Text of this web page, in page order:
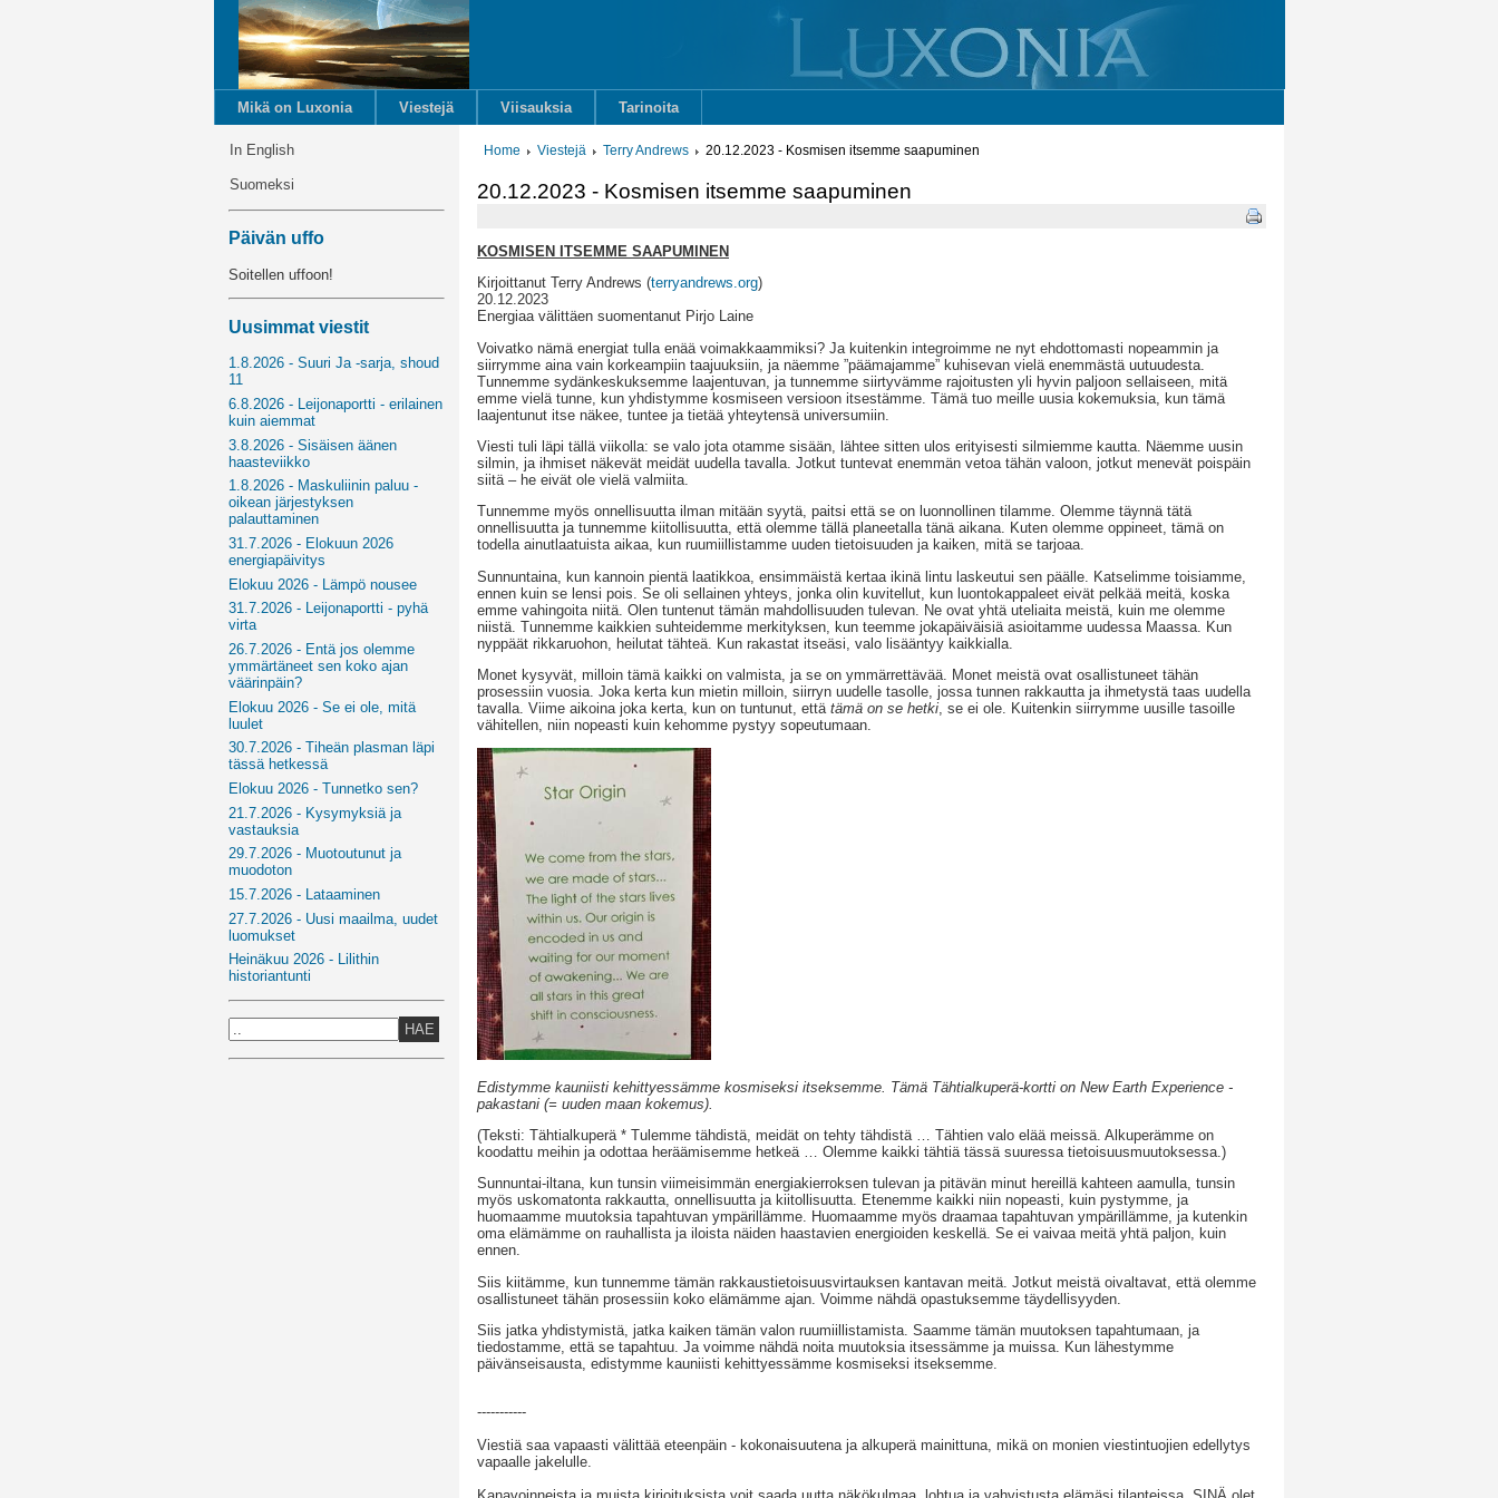
Mikä on Luxonia Viestejä Viisauksia Tarinoita
In English
Suomeksi
Päivän uffo
Soitellen uffoon!
Uusimmat viestit
1.8.2026 - Suuri Ja -sarja, shoud
11
6.8.2026 - Leijonaportti - erilainen
kuin aiemmat
3.8.2026 - Sisäisen äänen
haasteviikko
1.8.2026 - Maskuliinin paluu -
oikean järjestyksen
palauttaminen
31.7.2026 - Elokuun 2026
energiapäivitys
Elokuu 2026 - Lämpö nousee
31.7.2026 - Leijonaportti - pyhä
virta
26.7.2026 - Entä jos olemme
ymmärtäneet sen koko ajan
väärinpäin?
Elokuu 2026 - Se ei ole, mitä
luulet
30.7.2026 - Tiheän plasman läpi
tässä hetkessä
Elokuu 2026 - Tunnetko sen?
21.7.2026 - Kysymyksiä ja
vastauksia
29.7.2026 - Muotoutunut ja
muodoton
15.7.2026 - Lataaminen
27.7.2026 - Uusi maailma, uudet
luomukset
Heinäkuu 2026 - Lilithin
historiantunti
HAE
Home Viestejä Terry Andrews 20.12.2023 - Kosmisen itsemme saapuminen
20.12.2023 - Kosmisen itsemme saapuminen
KOSMISEN ITSEMME SAAPUMINEN
Kirjoittanut Terry Andrews (terryandrews.org)
20.12.2023
Energiaa välittäen suomentanut Pirjo Laine
Voivatko nämä energiat tulla enää voimakkaammiksi? Ja kuitenkin integroimme ne nyt ehdottomasti nopeammin ja
siirrymme aina vain korkeampiin taajuuksiin, ja näemme ”päämajamme” kuhisevan vielä enemmästä uutuudesta.
Tunnemme sydänkeskuksemme laajentuvan, ja tunnemme siirtyvämme rajoitusten yli hyvin paljoon sellaiseen, mitä
emme vielä tunne, kun yhdistymme kosmiseen versioon itsestämme. Tämä tuo meille uusia kokemuksia, kun tämä
laajentunut itse näkee, tuntee ja tietää yhteytensä universumiin.
Viesti tuli läpi tällä viikolla: se valo jota otamme sisään, lähtee sitten ulos erityisesti silmiemme kautta. Näemme uusin
silmin, ja ihmiset näkevät meidät uudella tavalla. Jotkut tuntevat enemmän vetoa tähän valoon, jotkut menevät poispäin
siitä – he eivät ole vielä valmiita.
Tunnemme myös onnellisuutta ilman mitään syytä, paitsi että se on luonnollinen tilamme. Olemme täynnä tätä
onnellisuutta ja tunnemme kiitollisuutta, että olemme tällä planeetalla tänä aikana. Kuten olemme oppineet, tämä on
todella ainutlaatuista aikaa, kun ruumiillistamme uuden tietoisuuden ja kaiken, mitä se tarjoaa.
Sunnuntaina, kun kannoin pientä laatikkoa, ensimmäistä kertaa ikinä lintu laskeutui sen päälle. Katselimme toisiamme,
ennen kuin se lensi pois. Se oli sellainen yhteys, jonka olin kuvitellut, kun luontokappaleet eivät pelkää meitä, koska
emme vahingoita niitä. Olen tuntenut tämän mahdollisuuden tulevan. Ne ovat yhtä uteliaita meistä, kuin me olemme
niistä. Tunnemme kaikkien suhteidemme merkityksen, kun teemme jokapäiväisiä asioitamme uudessa Maassa. Kun
nyppäät rikkaruohon, heilutat tähteä. Kun rakastat itseäsi, valo lisääntyy kaikkialla.
Monet kysyvät, milloin tämä kaikki on valmista, ja se on ymmärrettävää. Monet meistä ovat osallistuneet tähän
prosessiin vuosia. Joka kerta kun mietin milloin, siirryn uudelle tasolle, jossa tunnen rakkautta ja ihmetystä taas uudella
tavalla. Viime aikoina joka kerta, kun on tuntunut, että tämä on se hetki , se ei ole. Kuitenkin siirrymme uusille tasoille
vähitellen, niin nopeasti kuin kehomme pystyy sopeutumaan.
Edistymme kauniisti kehittyessämme kosmiseksi itseksemme. Tämä Tähtialkuperä-kortti on New Earth Experience -
pakastani (= uuden maan kokemus).
(Teksti: Tähtialkuperä * Tulemme tähdistä, meidät on tehty tähdistä … Tähtien valo elää meissä. Alkuperämme on
koodattu meihin ja odottaa heräämisemme hetkeä … Olemme kaikki tähtiä tässä suuressa tietoisuusmuutoksessa.)
Sunnuntai-iltana, kun tunsin viimeisimmän energiakierroksen tulevan ja pitävän minut hereillä kahteen aamulla, tunsin
myös uskomatonta rakkautta, onnellisuutta ja kiitollisuutta. Etenemme kaikki niin nopeasti, kuin pystymme, ja
huomaamme muutoksia tapahtuvan ympärillämme. Huomaamme myös draamaa tapahtuvan ympärillämme, ja kutenkin
oma elämämme on rauhallista ja iloista näiden haastavien energioiden keskellä. Se ei vaivaa meitä yhtä paljon, kuin
ennen.
Siis kiitämme, kun tunnemme tämän rakkaustietoisuusvirtauksen kantavan meitä. Jotkut meistä oivaltavat, että olemme
osallistuneet tähän prosessiin koko elämämme ajan. Voimme nähdä opastuksemme täydellisyyden.
Siis jatka yhdistymistä, jatka kaiken tämän valon ruumiillistamista. Saamme tämän muutoksen tapahtumaan, ja
tiedostamme, että se tapahtuu. Ja voimme nähdä noita muutoksia itsessämme ja muissa. Kun lähestymme
päivänseisausta, edistymme kauniisti kehittyessämme kosmiseksi itseksemme.
-----------
Viestiä saa vapaasti välittää eteenpäin - kokonaisuutena ja alkuperä mainittuna, mikä on monien viestintuojien edellytys
vapaalle jakelulle.